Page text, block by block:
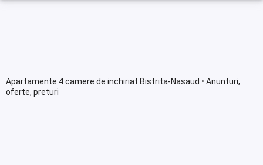
Apartamente 4 camere de inchiriat Bistrita-Nasaud • Anunturi,
oferte, preturi